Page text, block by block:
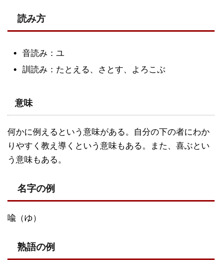
読み方
音読み：ユ
訓読み：たとえる、さとす、よろこぶ
意味
何かに例えるという意味がある。自分の下の者にわか
りやすく教え導くという意味もある。また、喜ぶとい
う意味もある。
名字の例
喩（ゆ）
熟語の例